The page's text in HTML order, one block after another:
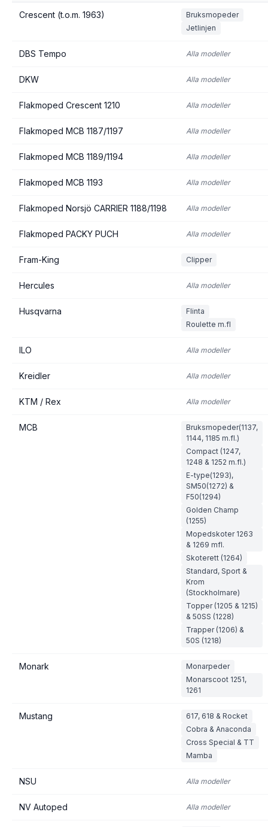
Crescent (t.o.m. 1963)
Bruksmopeder
Jetlinjen
DBS Tempo Alla modeller
DKW Alla modeller
Flakmoped Crescent 1210 Alla modeller
Flakmoped MCB 1187/1197 Alla modeller
Flakmoped MCB 1189/1194 Alla modeller
Flakmoped MCB 1193 Alla modeller
Flakmoped Norsjö CARRIER 1188/1198 Alla modeller
Flakmoped PACKY PUCH Alla modeller
Fram-King Clipper
Hercules Alla modeller
Husqvarna
Flinta
Roulette m.fl
ILO Alla modeller
Kreidler Alla modeller
KTM / Rex Alla modeller
MCB
Bruksmopeder(1137,
1144, 1185 m.fl.)
Compact (1247,
1248 & 1252 m.fl.)
E-type(1293),
SM50(1272) &
F50(1294)
Golden Champ
(1255)
Mopedskoter 1263
& 1269 mfl.
Skoterett (1264)
Standard, Sport &
Krom
(Stockholmare)
Topper (1205 & 1215)
& 50SS (1228)
Trapper (1206) &
50S (1218)
Monark
Monarpeder
Monarscoot 1251,
1261
Mustang
617, 618 & Rocket
Cobra & Anaconda
Cross Special & TT
Mamba
NSU Alla modeller
NV Autoped Alla modeller